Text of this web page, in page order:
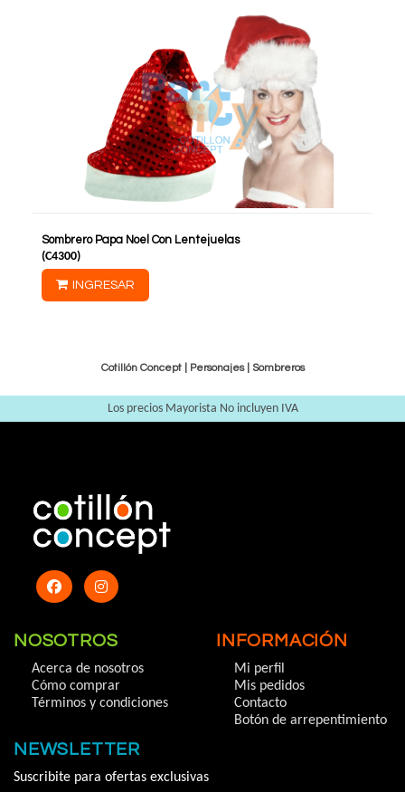
Sombrero Papa Noel Con Lentejuelas
(C4300)
INGRESAR
Cotillón Concept | Personajes| Sombreros
Los precios Mayorista No incluyen IVA
NOSOTROS
Acerca de nosotros
Cómo comprar
Términos y condiciones
INFORMACIÓN
Mi perfil
Mis pedidos
Contacto
Botón de arrepentimiento
NEWSLETTER
Suscribite para ofertas exclusivas